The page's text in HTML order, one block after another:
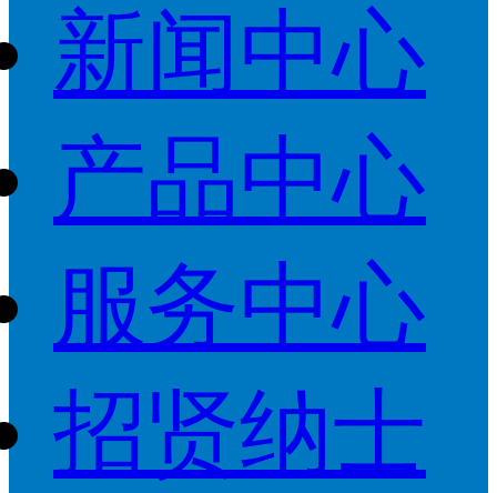
新闻中心
产品中心
服务中心
招贤纳士